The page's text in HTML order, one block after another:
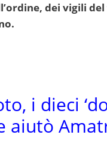
dei vigili
i dieci
aiutò